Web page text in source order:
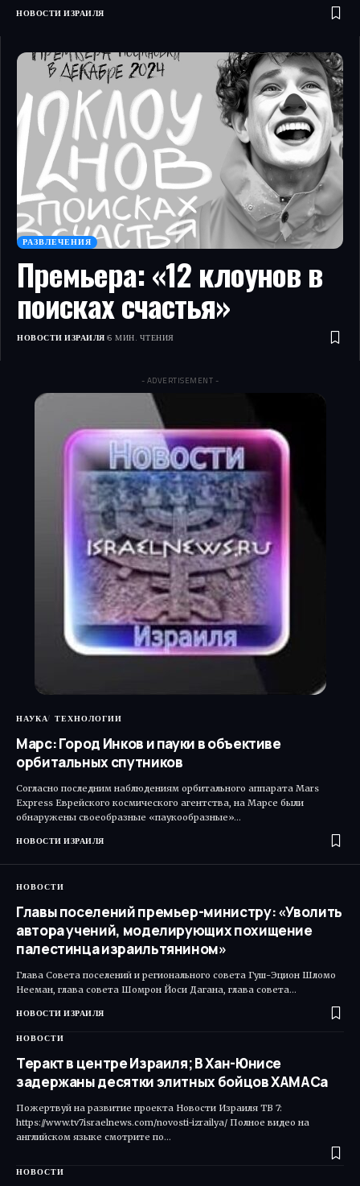
НОВОСТИ ИЗРАИЛЯ
РАЗВЛЕЧЕНИЯ
Премьера: «12 клоунов в
поисках счастья»
НОВОСТИ ИЗРАИЛЯ 6 МИН. ЧТЕНИЯ
- ADVERTISEMENT -
НАУКА ТЕХНОЛОГИИ
Марс: Город Инков и пауки в объективе
орбитальных спутников
Согласно последним наблюдениям орбитального аппарата Mars
Express Еврейского космического агентства, на Марсе были
обнаружены своеобразные «паукообразные»…
НОВОСТИ ИЗРАИЛЯ
НОВОСТИ
Главы поселений премьер-министру: «Уволить
автора учений, моделирующих похищение
палестинца израильтянином»
Глава Совета поселений и регионального совета Гуш-Эцион Шломо
Нееман, глава совета Шомрон Йоси Дагана, глава совета…
НОВОСТИ ИЗРАИЛЯ
НОВОСТИ
Теракт в центре Израиля; В Хан-Юнисе
задержаны десятки элитных бойцов ХАМАСа
Пожертвуй на развитие проекта Новости Израиля ТВ 7:
https://www.tv7israelnews.com/novosti-izrailya/ Полное видео на
английском языке смотрите по…
НОВОСТИ